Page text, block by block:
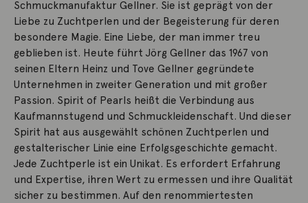
Schmuckmanufaktur Gellner. Sie ist geprägt von der
Liebe zu Zuchtperlen und der Begeisterung für deren
besondere Magie. Eine Liebe, der man immer treu
geblieben ist. Heute führt Jörg Gellner das 1967 von
seinen Eltern Heinz und Tove Gellner gegründete
Unternehmen in zweiter Generation und mit großer
Passion. Spirit of Pearls heißt die Verbindung aus
Kaufmannstugend und Schmuckleidenschaft. Und dieser
Spirit hat aus ausgewählt schönen Zuchtperlen und
gestalterischer Linie eine Erfolgsgeschichte gemacht.
Jede Zuchtperle ist ein Unikat. Es erfordert Erfahrung
und Expertise, ihren Wert zu ermessen und ihre Qualität
sicher zu bestimmen. Auf den renommiertesten